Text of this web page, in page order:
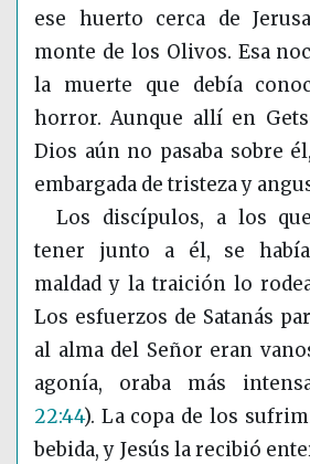
ese huerto cerca de
monte de los Olivos. Esa
la muerte que debía
horror. Aunque allí en
Dios aún no pasaba sobre
embargada de tristeza y
Los discípulos, a los que
tener junto a él, se
maldad y la traición lo
Los esfuerzos de Satanás
al alma del Señor eran
agonía, oraba más
22:44). La copa de los
bebida, y Jesús la recibió